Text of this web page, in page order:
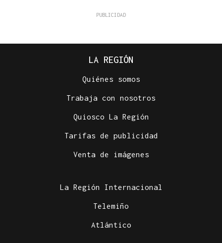
LA REGIÓN
Quiénes somos
Trabaja con nosotros
Quiosco La Región
Tarifas de publicidad
Venta de imágenes
La Región Internacional
Telemiño
Atlántico